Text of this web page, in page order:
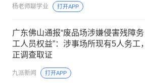
杨老师聊学业 打开APP
广东佛山通报“废品场涉嫌侵害残障务
工人员权益”：涉事场所现有5人务工，
正调查取证
九派新闻 打开APP